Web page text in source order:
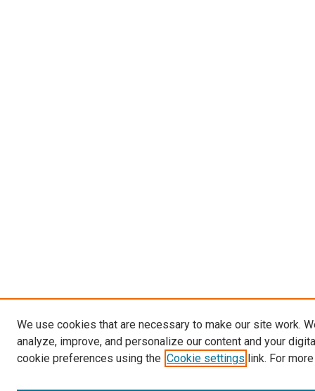
We use cookies that are necessary to make our site work.
analyze, improve, and personalize our content and your
cookie preferences using the Cookie settings link. For